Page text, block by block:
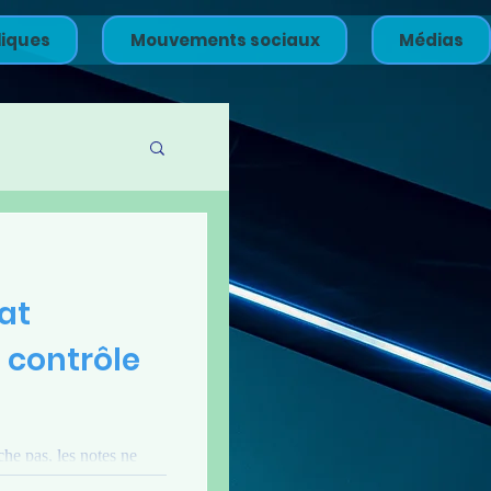
Mouvements sociaux Médias
contrôle
pas, les notes ne
de réduire la part du